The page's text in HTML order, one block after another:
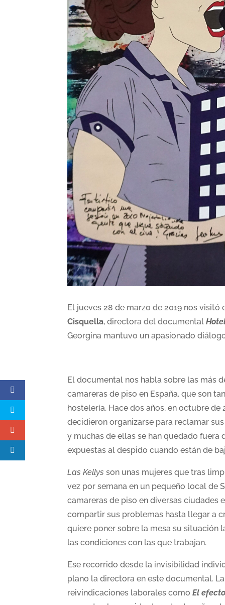
El jueves 28 de marzo de 2019 nos visitó
Cisquella, directora del documental
Georgina mantuvo un apasionado
El documental nos habla sobre las más
camareras de piso en España, que son
hostelería. Hace dos años, en octubre de
decidieron organizarse para reclamar
y muchas de ellas se han quedado
expuestas al despido cuando están de
Las Kellys son unas mujeres que tras
vez por semana en un pequeño local de
camareras de piso en diversas ciudades
compartir sus problemas hasta llegar a
quiere poner sobre la mesa su situación
las condiciones con las que trabajan.
Ese recorrido desde la invisibilidad
plano la directora en este documental.
reivindicaciones laborales comoEl